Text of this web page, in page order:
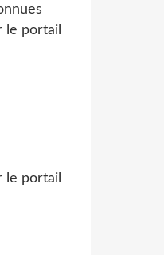
le portail
le portail